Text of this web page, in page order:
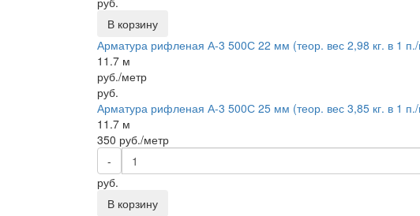
В корзину
Арматура рифленая А-3 500С 22 мм (теор. вес 2,98 кг. в 1
11.7 м
руб./метр
руб.
Арматура рифленая А-3 500С 25 мм (теор. вес 3,85 кг. в 1
11.7 м
350 руб./метр
-
руб.
В корзину